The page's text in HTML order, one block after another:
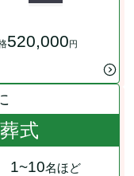
520,000 円
式
1~10名ほど